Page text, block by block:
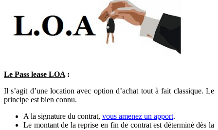
Le Pass lease LOA :
Il s’agit d’une location avec option d’achat tout à fait classique. Le
principe est bien connu.
A la signature du contrat, vous amenez un apport.
Le montant de la reprise en fin de contrat est déterminé dès la